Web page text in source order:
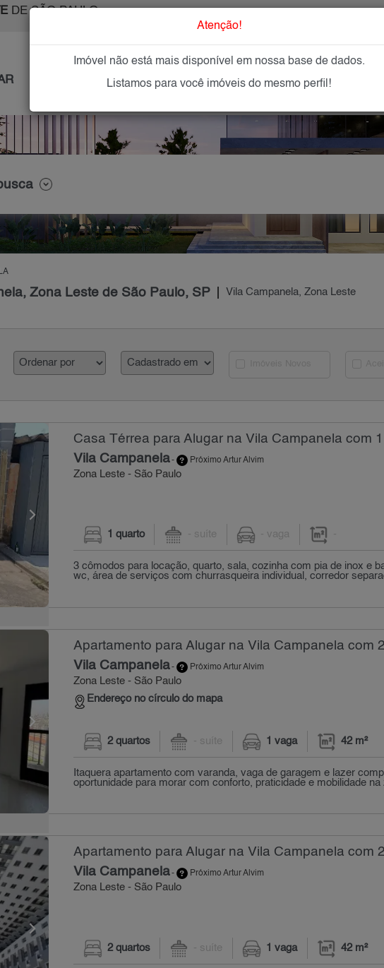
DE SÃO PAULO
IMÓVEIS NOVOS IMOBILIÁRIAS OFEREÇA
Zona Leste de São Paulo, SP Vila Campanela, Zona Leste
Casa Térrea para Alugar na Vila Campanela com
Vila Campanela- Próximo Artur Alvim
Zona Leste - São Paulo
1 quarto - suíte - vaga -
3 cômodos para locação, quarto, sala, cozinha com pia de inox e
wc, área de serviços com churrasqueira individual, corredor
Apartamento para Alugar na Vila Campanela com
Vila Campanela- Próximo Artur Alvim
Zona Leste - São Paulo
Endereço no círculo do mapa
2 quartos - suíte 1 vaga 42 m²
Itaquera apartamento com varanda, vaga de garagem e lazer
oportunidade para morar com conforto, praticidade e mobilidade na
Apartamento para Alugar na Vila Campanela com
Vila Campanela- Próximo Artur Alvim
Zona Leste - São Paulo
2 quartos - suíte 1 vaga 42 m²
Atenção!
Imóvel não está mais disponível em nossa base de dados.
Listamos para você imóveis do mesmo perfil!